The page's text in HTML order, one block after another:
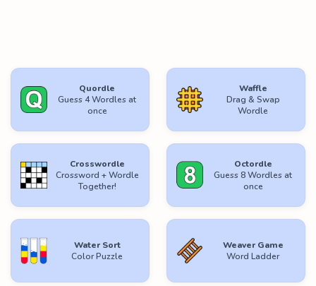
Quordle
Guess 4 Wordles at
once
Waffle
Drag & Swap
Wordle
Crosswordle
Crossword + Wordle
Together!
Octordle
Guess 8 Wordles at
once
Water Sort
Color Puzzle
Weaver Game
Word Ladder